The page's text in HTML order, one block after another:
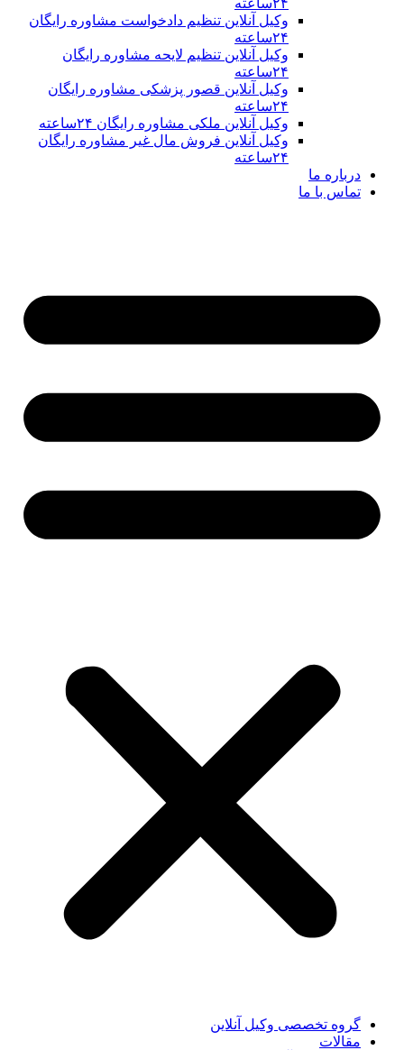
وکیل آنلاین تنظیم دادخواست مشاوره رایگان
وکیل آنلاین تنظیم لایحه مشاوره رایگان
وکیل آنلاین قصور پزشکی مشاوره رایگان
وکیل آنلاین ملکی مشاوره رایگان ۲۴ساعته
وکیل آنلاین فروش مال غیر مشاوره رایگان
درباره ما
تماس با ما
گروه تخصصی وکیل آنلاین
مقالات